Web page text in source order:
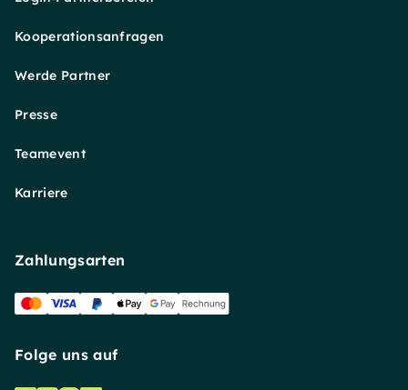
Kooperationsanfragen
Werde Partner
Presse
Teamevent
Karriere
Zahlungsarten
Folge uns auf